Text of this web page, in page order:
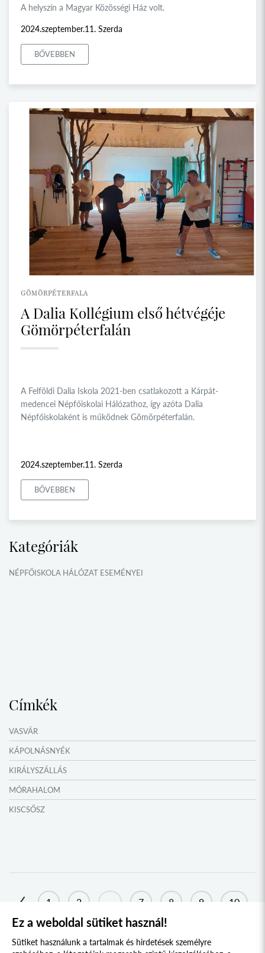
A helyszín a Magyar Közösségi Ház volt.
2024.szeptember.11. Szerda
BŐVEBBEN
GÖMÖRPÉTERFALA
A Dalia Kollégium első hétvégéje
Gömörpéterfalán
A Felföldi Dalia Iskola 2021-ben csatlakozott a Kárpát-
medencei Népfőiskolai Hálózathoz, így azóta Dalia
Népfőiskolaként is működnek Gömörpéterfalán.
2024.szeptember.11. Szerda
BŐVEBBEN
Kategóriák
NÉPFŐISKOLA HÁLÓZAT ESEMÉNYEI
Címkék
VASVÁR
KÁPOLNÁSNYÉK
KIRÁLYSZÁLLÁS
MÓRAHALOM
KISCSŐSZ
NAGYSZŐLŐS
KOVÁSZNA
1 2 7 8 9 10
11 12 13 14
Ez a weboldal sütiket használ!
Sütiket használunk a tartalmak és hirdetések személyre